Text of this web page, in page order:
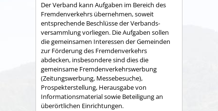
Der Verband kann Aufgaben im Bereich des
Fremdenverkehrs übernehmen, soweit
entsprechende Beschlüsse der Verbands­
versammlung vorliegen. Die Aufgaben sollen
die gemeinsamen Interessen der Gemeinden
zur Förderung des Fremdenverkehrs
abdecken, insbesondere sind dies die
gemeinsame Fremden­verkehrswerbung
(Zeitungswerbung, Messebesuche),
Prospekter­stellung, Herausgabe von
Informationsmaterial sowie Betei­ligung an
überörtlichen Einrichtungen.